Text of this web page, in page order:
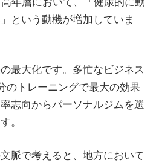
という動機が増加していま
最大化です。多忙なビジネス
のトレーニングで最大の効果
志向からパーソナルジムを選
。
脈で考えると、地方において